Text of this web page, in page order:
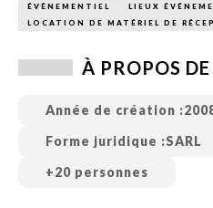
ÉVÉNEMENTIEL
LIEUX
LOCATION DE MATÉRIEL DE
À PROPOS DE
Année de création :
Forme juridique :SARL
+20 personnes